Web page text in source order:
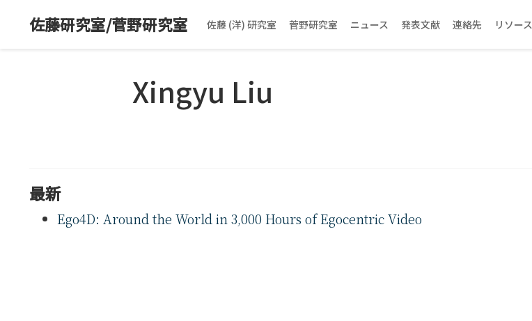
佐藤研究室/菅野研究室 佐藤 (洋) 研究室 菅野研究室 ニュース 発表文献 連絡先 リソース
Xingyu Liu
最新
Ego4D: Around the World in 3,000 Hours of Egocentric Video